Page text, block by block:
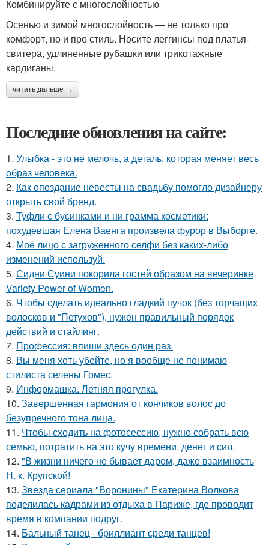
Комбинируйте с многослойностью
Осенью и зимой многослойность — не только про
комфорт, но и про стиль. Носите леггинсы под платья-
свитера, удлиненные рубашки или трикотажные
кардиганы.
читать дальше →
Последние обновления на сайте:
1. Улыбка - это не мелочь, а деталь, которая меняет весь
образ человека.
2. Как опоздание невесты на свадьбу помогло дизайнеру
открыть свой бренд.
3. Туфли с бусинками и ни грамма косметики:
похудевшая Елена Ваенга произвела фурор в Выборге.
4. Моё лицо с загруженного селфи без каких-либо
изменений используй.
5. Сидни Суини покорила гостей образом на вечеринке
Variety Power of Women.
6. Чтобы сделать идеально гладкий пучок (без торчащих
волосков и "Петухов"), нужен правильный порядок
действий и стайлинг.
7. Профессия: впиши здесь один раз.
8. Вы меня хоть убейте, но я вообще не понимаю
стилиста селены Гомес.
9. Информашка. Летняя прогулка.
10. Завершенная гармония от кончиков волос до
безупречного тона лица.
11. Чтобы сходить на фотосессию, нужно собрать всю
семью, потратить на это кучу времени, денег и сил.
12. "В жизни ничего не бывает даром, даже взаимность
Н. к. Крупской!
13. Звезда сериала "Воронины" Екатерина Волкова
поделилась кадрами из отдыха в Париже, где проводит
время в компании подруг.
14. Бальный танец - бриллиант среди танцев!